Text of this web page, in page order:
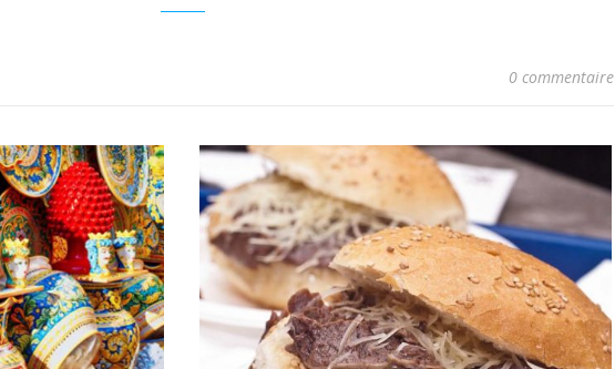
0 commentaire